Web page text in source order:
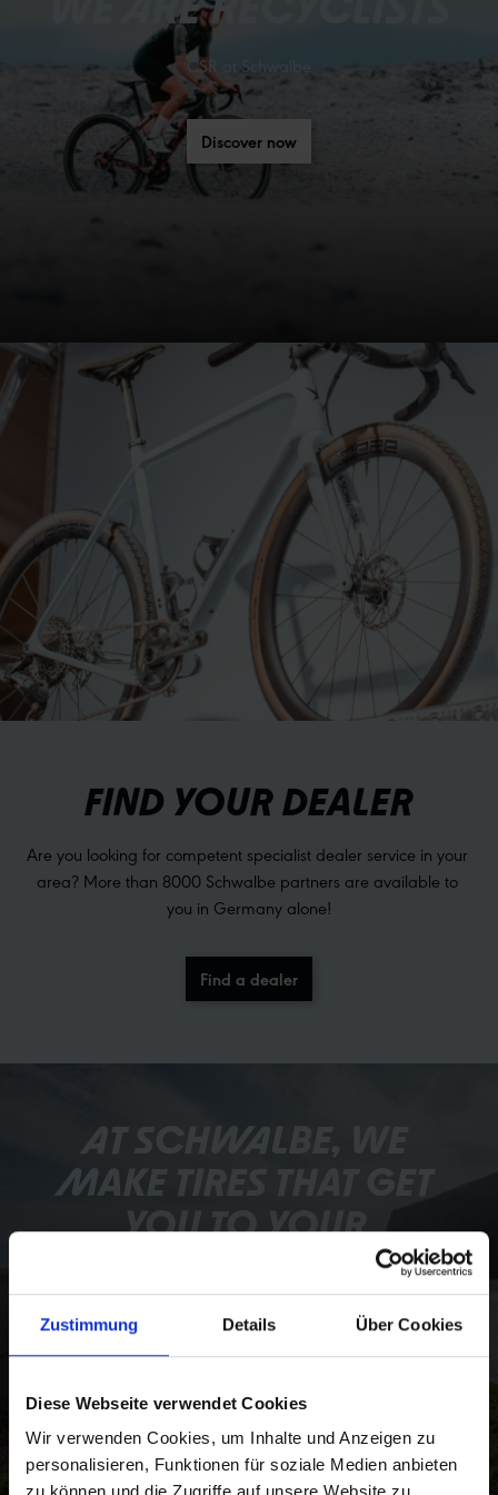
Zustimmung Details Über Cookies
Diese Webseite verwendet Cookies
Wir verwenden Cookies, um Inhalte und Anzeigen zu
personalisieren, Funktionen für soziale Medien anbieten
CSR at Schwalbe
Discover now
FIND YOUR DEALER
Are you looking for competent specialist dealer service in your
area? More than 8000 Schwalbe partners are available to
you in Germany alone!
Find a dealer
AT SCHWALBE, WE
MAKE TIRES THAT GET
YOU TO YOUR
WHEREVER THAT MAY
BE.
About the corporate values